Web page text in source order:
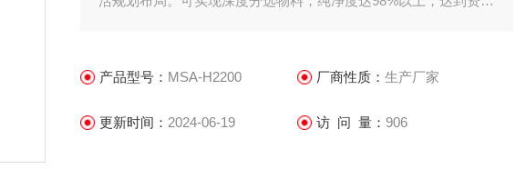
产品型号： MSA-H2200 厂商性质： 生产厂家
更新时间： 2024-06-19 访 问 量： 906